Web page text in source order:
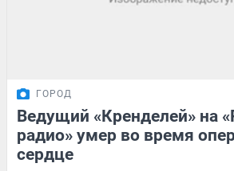
ГОРОД
Ведущий «Кренделей» на
радио» умер во время
сердце